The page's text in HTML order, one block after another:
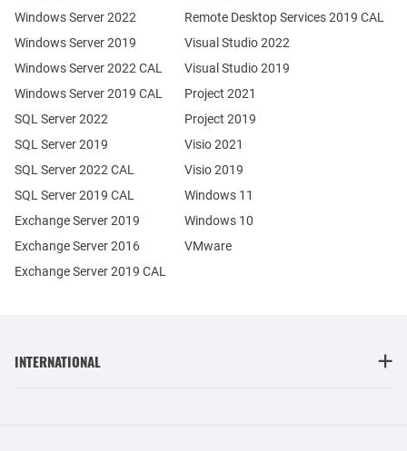
Windows Server 2022
Windows Server 2019
Exchange Server 2019
Exchange Server 2016
SQL Server 2022
SQL Server 2019
Windows Server 2022 CAL
Windows Server 2019 CAL
SQL Server 2022 CAL
SQL Server 2019 CAL
Remote Desktop Services 2019 CAL
Exchange Server 2019 CAL
Visual Studio 2022
Visual Studio 2019
Project 2021
Project 2019
Visio 2021
Visio 2019
Windows 11
Windows 10
VMware
INTERNATIONAL